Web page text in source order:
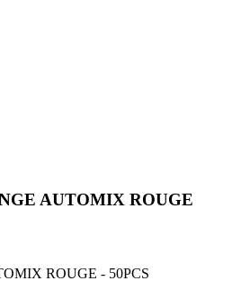
AUTOMIX ROUGE
ROUGE - 50PCS